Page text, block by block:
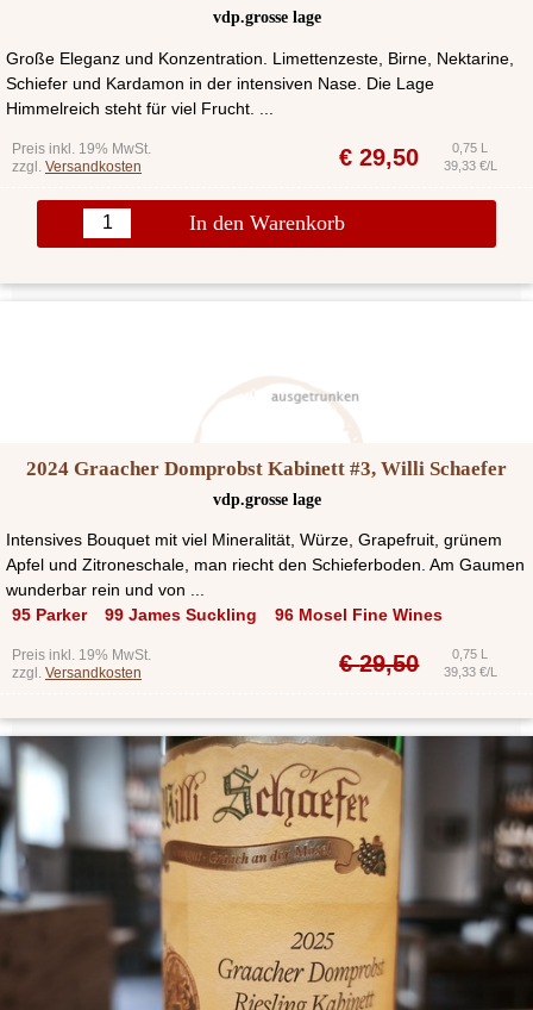
vdp.grosse lage
Große Eleganz und Konzentration. Limettenzeste, Birne, Nektarine,
Schiefer und Kardamon in der intensiven Nase. Die Lage
Himmelreich steht für viel Frucht. ...
Preis inkl. 19% MwSt.
zzgl. Versandkosten € 29,50
0,75 L
39,33 €/L
In den Warenkorb
2024 Graacher Domprobst Kabinett #3, Willi Schaefer
vdp.grosse lage
Intensives Bouquet mit viel Mineralität, Würze, Grapefruit, grünem
Apfel und Zitroneschale, man riecht den Schieferboden. Am Gaumen
wunderbar rein und von ...
95 Parker
99 James Suckling 96 Mosel Fine Wines
Preis inkl. 19% MwSt.
zzgl. Versandkosten €29,50
0,75 L
39,33 €/L